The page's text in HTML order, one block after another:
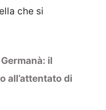
che si
il
all’attentato di